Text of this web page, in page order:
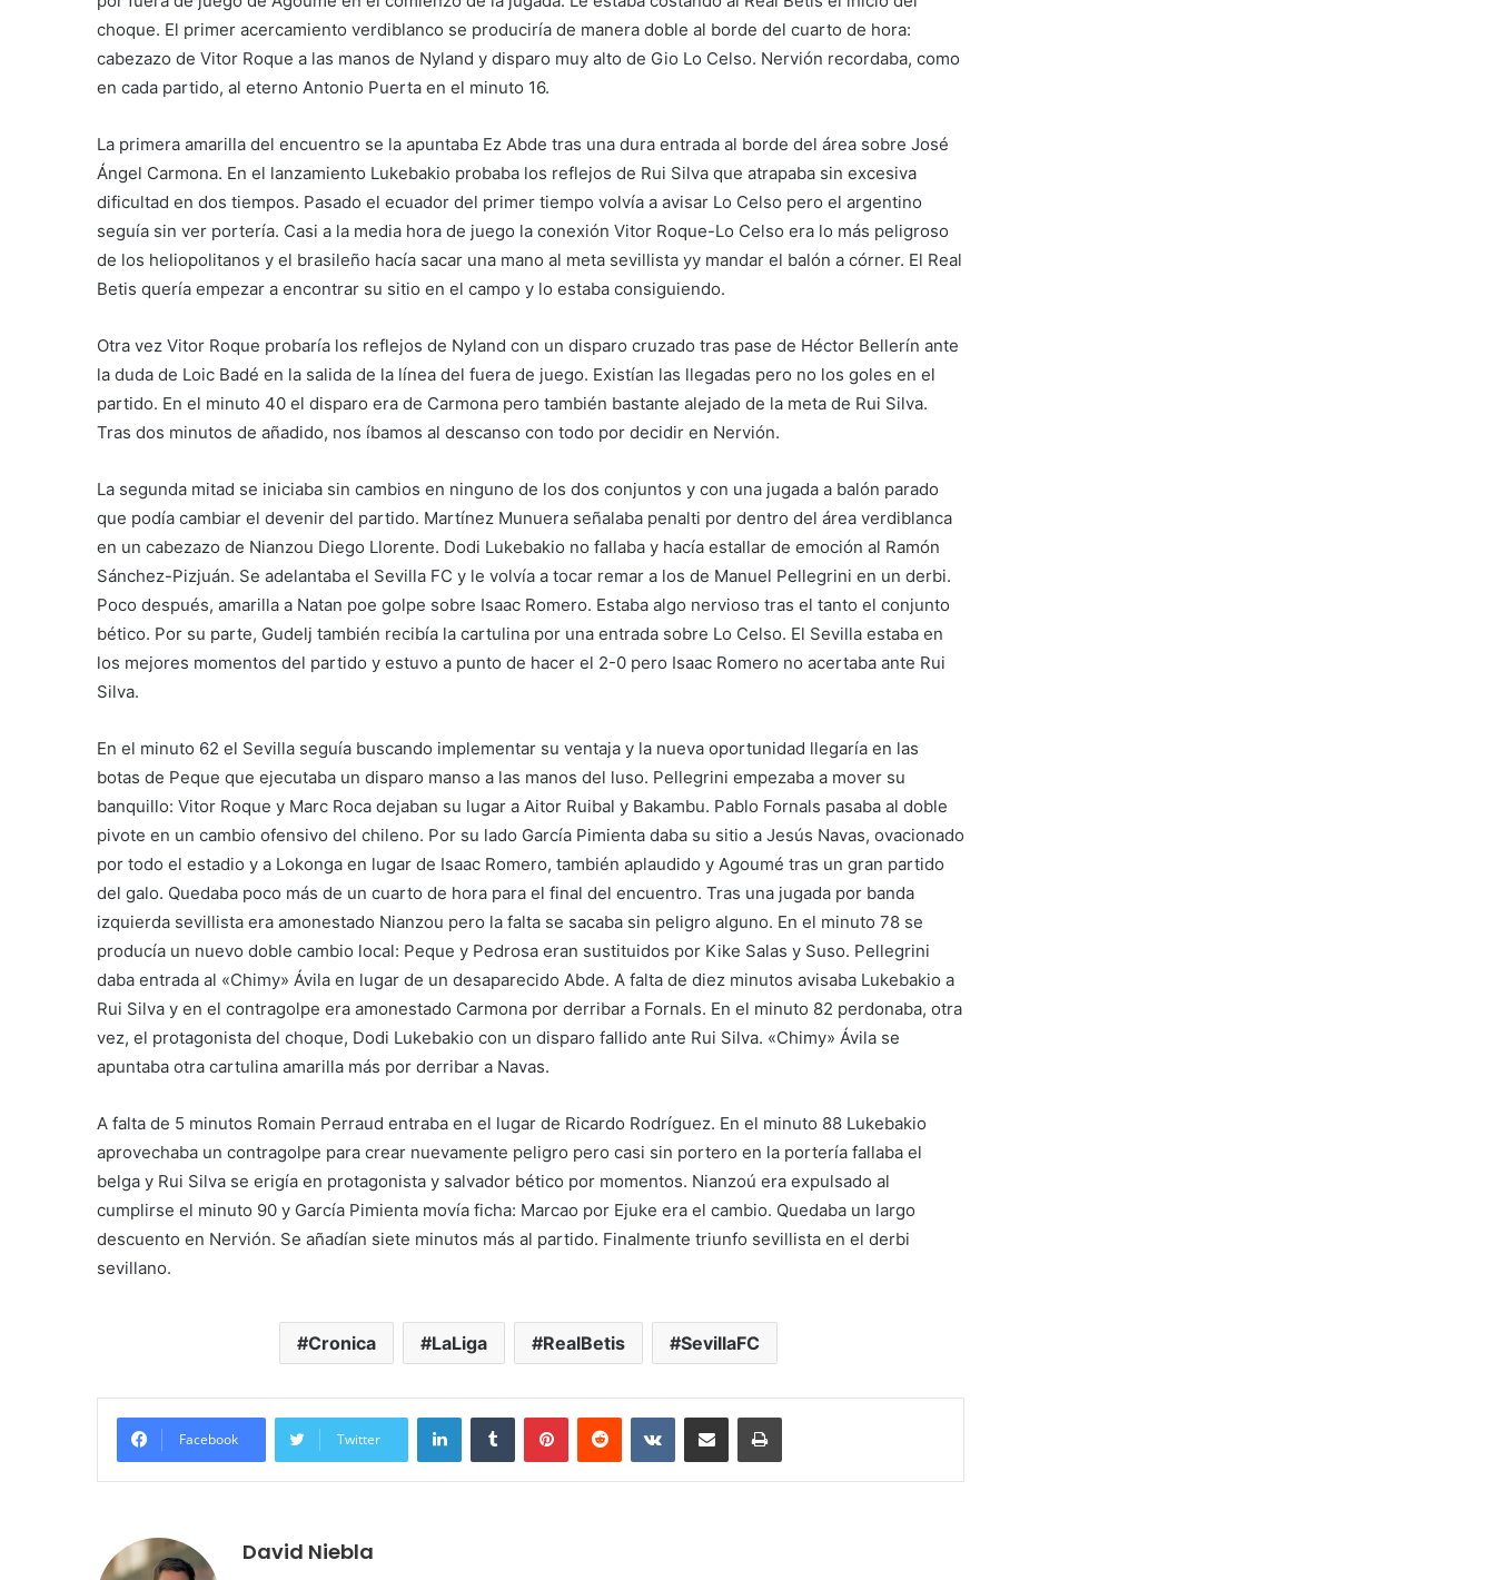
choque. El primer acercamiento verdiblanco se produciría de manera doble al borde del cuarto de hora:
cabezazo de Vitor Roque a las manos de Nyland y disparo muy alto de Gio Lo Celso. Nervión recordaba, como
en cada partido, al eterno Antonio Puerta en el minuto 16.
La primera amarilla del encuentro se la apuntaba Ez Abde tras una dura entrada al borde del área sobre José
Ángel Carmona. En el lanzamiento Lukebakio probaba los reflejos de Rui Silva que atrapaba sin excesiva
dificultad en dos tiempos. Pasado el ecuador del primer tiempo volvía a avisar Lo Celso pero el argentino
seguía sin ver portería. Casi a la media hora de juego la conexión Vitor Roque-Lo Celso era lo más peligroso
de los heliopolitanos y el brasileño hacía sacar una mano al meta sevillista yy mandar el balón a córner. El Real
Betis quería empezar a encontrar su sitio en el campo y lo estaba consiguiendo.
Otra vez Vitor Roque probaría los reflejos de Nyland con un disparo cruzado tras pase de Héctor Bellerín ante
la duda de Loic Badé en la salida de la línea del fuera de juego. Existían las llegadas pero no los goles en el
partido. En el minuto 40 el disparo era de Carmona pero también bastante alejado de la meta de Rui Silva.
Tras dos minutos de añadido, nos íbamos al descanso con todo por decidir en Nervión.
La segunda mitad se iniciaba sin cambios en ninguno de los dos conjuntos y con una jugada a balón parado
que podía cambiar el devenir del partido. Martínez Munuera señalaba penalti por dentro del área verdiblanca
en un cabezazo de Nianzou Diego Llorente. Dodi Lukebakio no fallaba y hacía estallar de emoción al Ramón
Sánchez-Pizjuán. Se adelantaba el Sevilla FC y le volvía a tocar remar a los de Manuel Pellegrini en un derbi.
Poco después, amarilla a Natan poe golpe sobre Isaac Romero. Estaba algo nervioso tras el tanto el conjunto
bético. Por su parte, Gudelj también recibía la cartulina por una entrada sobre Lo Celso. El Sevilla estaba en
los mejores momentos del partido y estuvo a punto de hacer el 2-0 pero Isaac Romero no acertaba ante Rui
Silva.
En el minuto 62 el Sevilla seguía buscando implementar su ventaja y la nueva oportunidad llegaría en las
botas de Peque que ejecutaba un disparo manso a las manos del luso. Pellegrini empezaba a mover su
banquillo: Vitor Roque y Marc Roca dejaban su lugar a Aitor Ruibal y Bakambu. Pablo Fornals pasaba al doble
pivote en un cambio ofensivo del chileno. Por su lado García Pimienta daba su sitio a Jesús Navas, ovacionado
por todo el estadio y a Lokonga en lugar de Isaac Romero, también aplaudido y Agoumé tras un gran partido
del galo. Quedaba poco más de un cuarto de hora para el final del encuentro. Tras una jugada por banda
izquierda sevillista era amonestado Nianzou pero la falta se sacaba sin peligro alguno. En el minuto 78 se
producía un nuevo doble cambio local: Peque y Pedrosa eran sustituidos por Kike Salas y Suso. Pellegrini
daba entrada al «Chimy» Ávila en lugar de un desaparecido Abde. A falta de diez minutos avisaba Lukebakio a
Rui Silva y en el contragolpe era amonestado Carmona por derribar a Fornals. En el minuto 82 perdonaba, otra
vez, el protagonista del choque, Dodi Lukebakio con un disparo fallido ante Rui Silva. «Chimy» Ávila se
apuntaba otra cartulina amarilla más por derribar a Navas.
A falta de 5 minutos Romain Perraud entraba en el lugar de Ricardo Rodríguez. En el minuto 88 Lukebakio
aprovechaba un contragolpe para crear nuevamente peligro pero casi sin portero en la portería fallaba el
belga y Rui Silva se erigía en protagonista y salvador bético por momentos. Nianzoú era expulsado al
cumplirse el minuto 90 y García Pimienta movía ficha: Marcao por Ejuke era el cambio. Quedaba un largo
descuento en Nervión. Se añadían siete minutos más al partido. Finalmente triunfo sevillista en el derbi
sevillano.
Cronica LaLiga RealBetis SevillaFC
Facebook Twitter
LinkedInTumblr PinterestReddit VKontakteCompartir por correo electrónicoImprimir
David Niebla